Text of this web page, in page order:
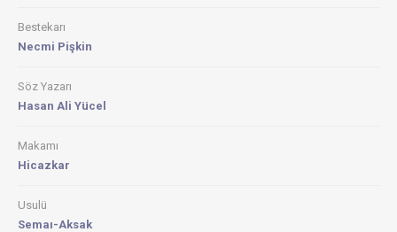
Bestekarı
Necmi Pişkin
Söz Yazarı
Hasan Ali Yücel
Makamı
Hicazkar
Usulü
Semaı-Aksak